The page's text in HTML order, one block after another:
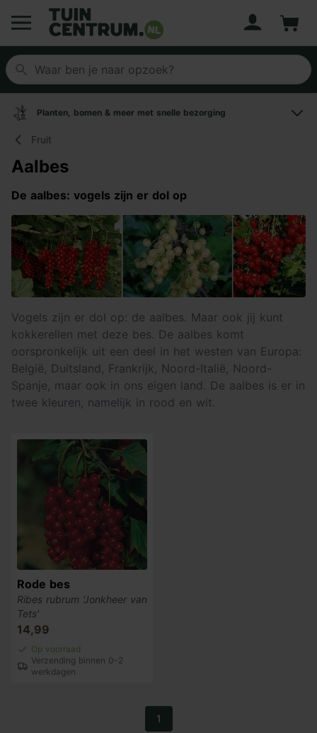
Logo Tuincentrum.nl
Planten, bomen & meer met snelle bezorging
Fruit
Aalbes
De aalbes: vogels zijn er dol op
Vogels zijn er dol op: de aalbes. Maar ook jij kunt
kokkerellen met deze bes. De aalbes komt
oorspronkelijk uit een deel in het westen van Europa:
België, Duitsland, Frankrijk, Noord-Italië, Noord-
Spanje, maar ook in ons eigen land. De aalbes is er in
twee kleuren, namelijk in rood en wit.
Rode bes
Ribes rubrum 'Jonkheer van
Tets'
14,99
Op voorraad
Verzending binnen 0-2
werkdagen
1